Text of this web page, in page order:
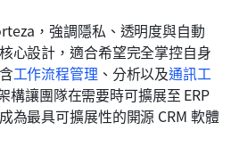
，強調隱私、透明度與自動
心設計，適合希望完全掌控自身
工作流程管理 、分析以及通訊工
構讓團隊在需要時可擴展至 ERP
為最具可擴展性的開源 CRM 軟體